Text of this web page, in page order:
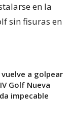
en la
sin fisuras en
a golpear
Golf Nueva
impecable